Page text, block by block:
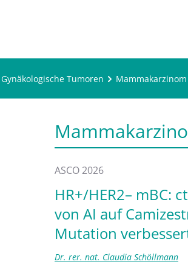
Gynäkologische Tumoren Mammakarzinom
ASCO 2026
HR+/HER2– mBC:
von AI auf
Mutation
Dr. rer. nat. Claudia Schöllmann